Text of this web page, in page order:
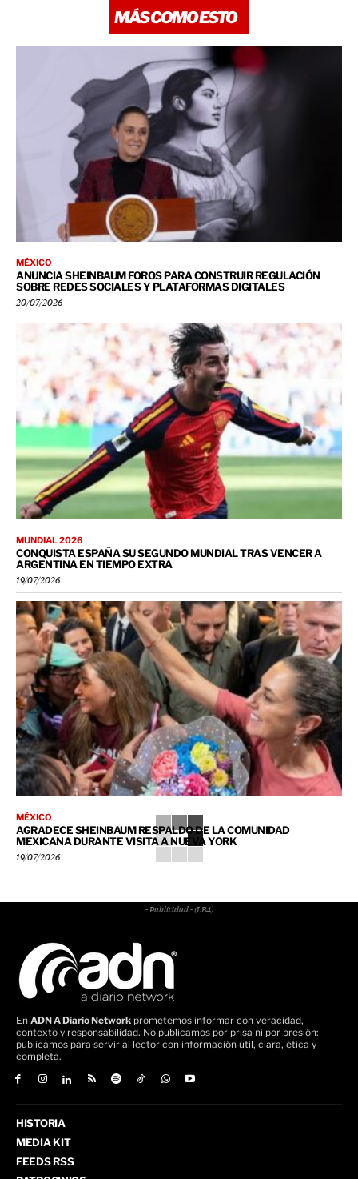
MÁS COMO ESTO
MÉXICO
ANUNCIA SHEINBAUM FOROS PARA CONSTRUIR REGULACIÓN
SOBRE REDES SOCIALES Y PLATAFORMAS DIGITALES
20/07/2026
MUNDIAL 2026
CONQUISTA ESPAÑA SU SEGUNDO MUNDIAL TRAS VENCER A
ARGENTINA EN TIEMPO EXTRA
19/07/2026
MÉXICO
AGRADECE SHEINBAUM RESPALDO DE LA COMUNIDAD
MEXICANA DURANTE VISITA A NUEVA YORK
19/07/2026
- Publicidad - (LB4)
En ADN A Diario Network prometemos informar con veracidad,
contexto y responsabilidad. No publicamos por prisa ni por presión:
publicamos para servir al lector con información útil, clara, ética y
completa.
HISTORIA
MEDIA KIT
FEEDS RSS